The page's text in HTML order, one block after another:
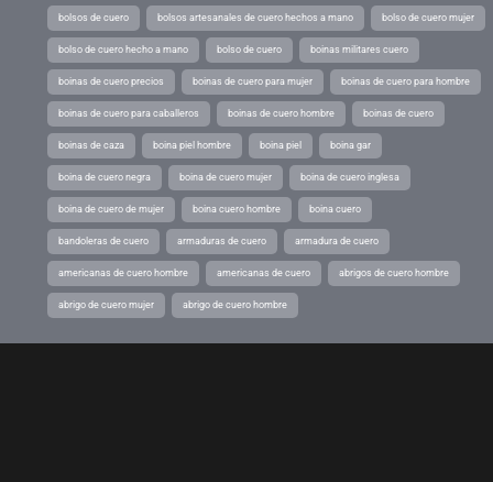
bolsos de cuero bolsos artesanales de cuero hechos a mano bolso de cuero mujer
bolso de cuero hecho a mano bolso de cuero boinas militares cuero
boinas de cuero precios boinas de cuero para mujer boinas de cuero para hombre
boinas de cuero para caballeros boinas de cuero hombre boinas de cuero
boinas de caza boina piel hombre boina piel boina gar
boina de cuero negra boina de cuero mujer boina de cuero inglesa
boina de cuero de mujer boina cuero hombre boina cuero
bandoleras de cuero armaduras de cuero armadura de cuero
americanas de cuero hombre americanas de cuero abrigos de cuero hombre
abrigo de cuero mujer abrigo de cuero hombre